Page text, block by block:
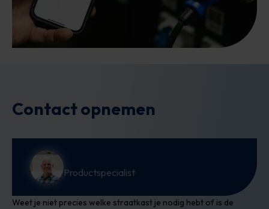
Contact opnemen
Productspecialist
Weet je niet precies welke straatkast je nodig hebt of is de